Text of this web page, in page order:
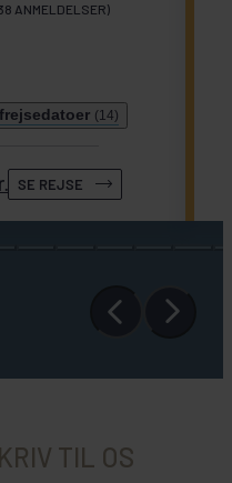
ANMELDELSER)
(14)
SE REJSE
TIL OS